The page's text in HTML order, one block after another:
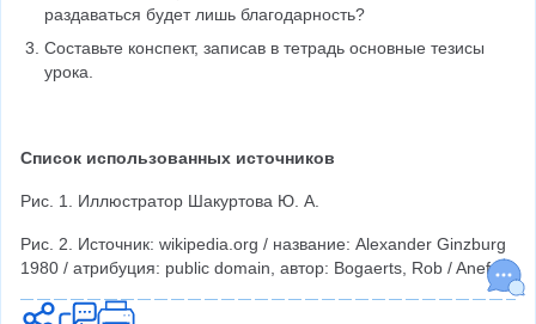
раздаваться будет лишь благодарность?
Составьте конспект, записав в тетрадь основные тезисы
урока.
Список использованных источников
Рис. 1. Иллюстратор Шакуртова Ю. А.
Рис. 2. Источник: wikipedia.org / название: Alexander Ginzburg
1980 / атрибуция: public domain, автор: Bogaerts, Rob / Anefo